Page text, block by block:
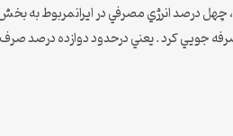
درصد انرژي مصرفي در ايرانمربوط به
جويي كرد . يعني درحدود دوازده درصد